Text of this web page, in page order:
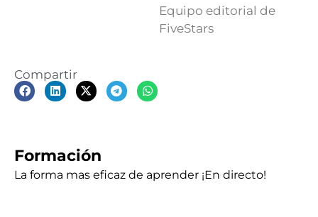
Equipo editorial de
FiveStars
Compartir
Formación
La forma mas eficaz de aprender ¡En directo!